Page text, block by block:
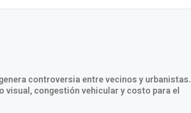
controversia entre vecinos y urbanistas.
visual, congestión vehicular y costo para el